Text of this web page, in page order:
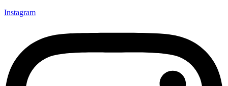
Instagram